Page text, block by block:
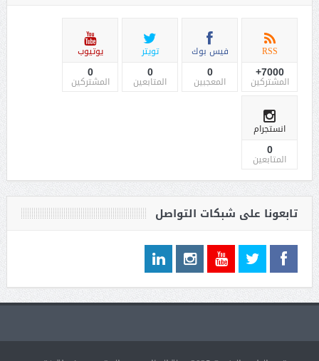
RSS
7000+
المشتركين
فيس بوك
0
المعجبين
تويتر
0
المتابعين
يوتيوب
0
المشتركين
انستجرام
0
المتابعين
تابعونا على شبكات التواصل